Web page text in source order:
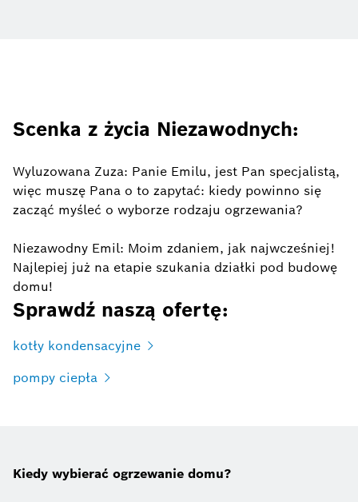
Scenka z życia Niezawodnych:
Wyluzowana Zuza: Panie Emilu, jest Pan specjalistą,
więc muszę Pana o to zapytać: kiedy powinno się
zacząć myśleć o wyborze rodzaju ogrzewania?
Niezawodny Emil: Moim zdaniem, jak najwcześniej!
Najlepiej już na etapie szukania działki pod budowę
domu!
Sprawdź naszą ofertę:
kotły kondensacyjne
pompy ciepła
Kiedy wybierać ogrzewanie domu?